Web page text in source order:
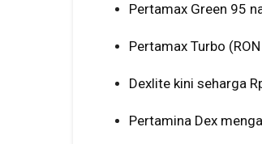
Pertamax Green 95
Pertamax Turbo
Dexlite kini seharga
Pertamina Dex